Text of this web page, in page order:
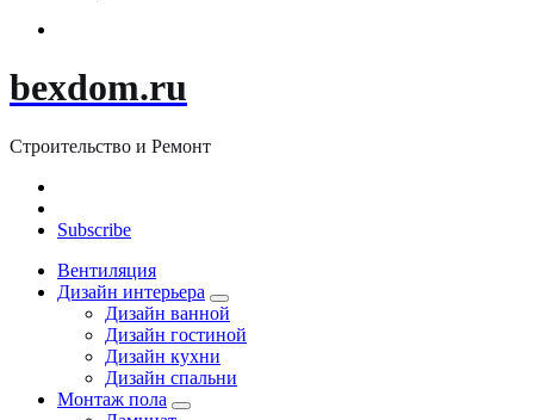
bexdom.ru
Строительство и Ремонт
Subscribe
Вентиляция
Дизайн интерьера
Дизайн ванной
Дизайн гостиной
Дизайн кухни
Дизайн спальни
Монтаж пола